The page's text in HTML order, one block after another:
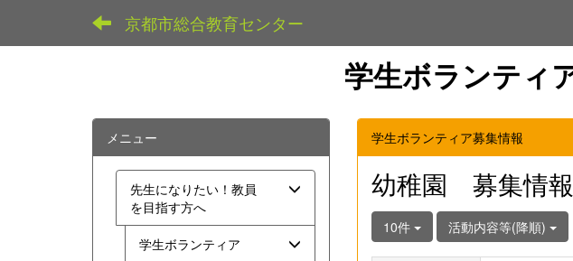
京都市総合教育センター
学生ボランティ
学生ボランティア募集情報
幼稚園 募集情
10件 活動内容等(降順)
メニュー
先生になりたい！教員
を目指す方へ
学生ボランティア